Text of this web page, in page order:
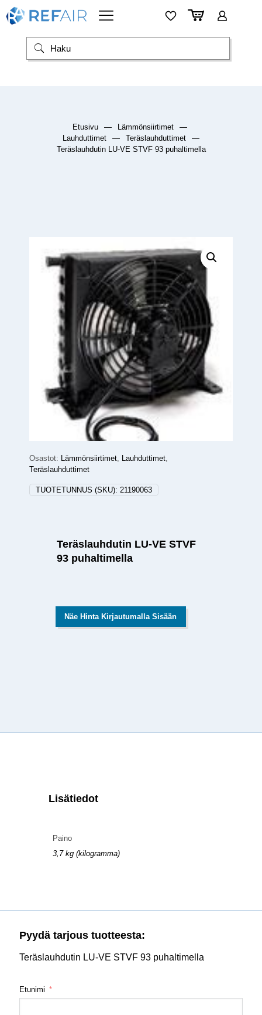
Etusivu — Lämmönsiirtimet
—
Lauhduttimet
— Teräslauhduttimet
—
Teräslauhdutin LU-VE STVF 93 puhaltimella
Osastot: Lämmönsiirtimet, Lauhduttimet,
Teräslauhduttimet
TUOTETUNNUS (SKU): 21190063
Teräslauhdutin LU-VE STVF
93 puhaltimella
Näe Hinta Kirjautumalla Sisään
Lisätiedot
Paino
3,7 kg (kilogramma)
Pyydä tarjous tuotteesta:
Teräslauhdutin LU-VE STVF 93 puhaltimella
Etunimi